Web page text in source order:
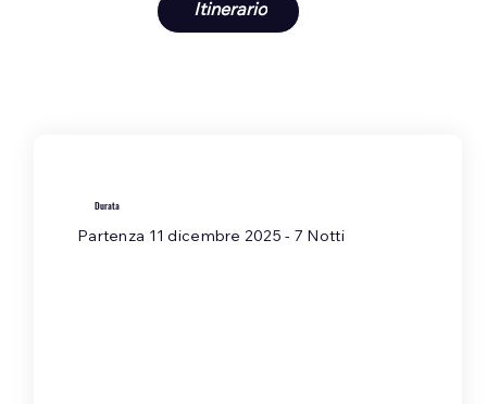
Itinerario
Durata
Partenza 11 dicembre 2025​ - 7 Notti